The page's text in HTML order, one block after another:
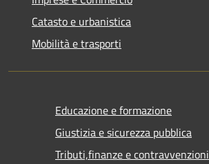
Catasto e urbanistica
Mobilità e trasporti
Educazione e formazione
Giustizia e sicurezza pubblica
Tributi,finanze e contravvenzioni